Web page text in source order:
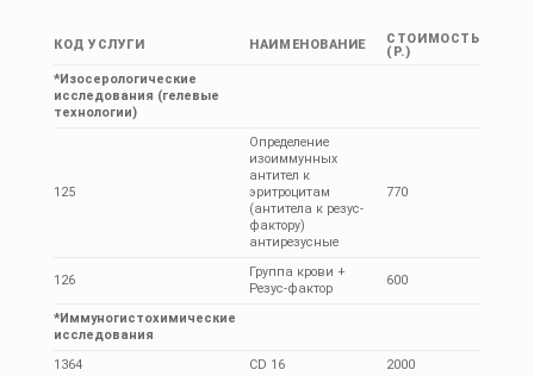
КОД УСЛУГИ НАИМЕНОВАНИЕ
СТОИМОСТЬ
(Р.)
*Изосерологические
исследования (гелевые
технологии)
125
Определение
изоиммунных
антител к
эритроцитам
(антитела к резус-
фактору)
антирезусные
770
126
Группа крови +
Резус-фактор
600
*Иммуногистохимические
исследования
1364
CD 16
2000